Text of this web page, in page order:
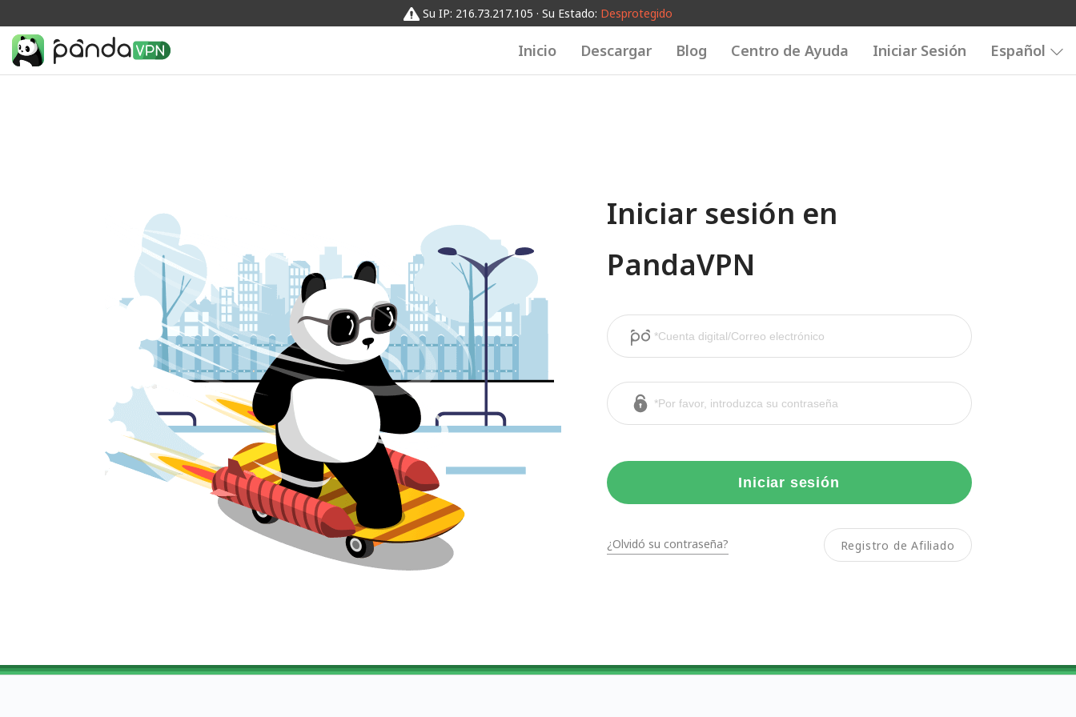
Su IP: 216.73.217.105 · Su Estado: Desprotegido
Inicio Descargar Blog Centro de Ayuda Iniciar Sesión Español
Iniciar sesión en
PandaVPN
Iniciar sesión
¿Olvidó su contraseña? Registro de Afiliado